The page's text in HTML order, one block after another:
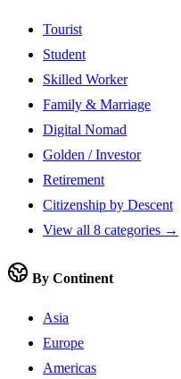
Tourist
Student
Skilled Worker
Family & Marriage
Digital Nomad
Golden / Investor
Retirement
Citizenship by Descent
View all 8 categories →
By Continent
Asia
Europe
Americas